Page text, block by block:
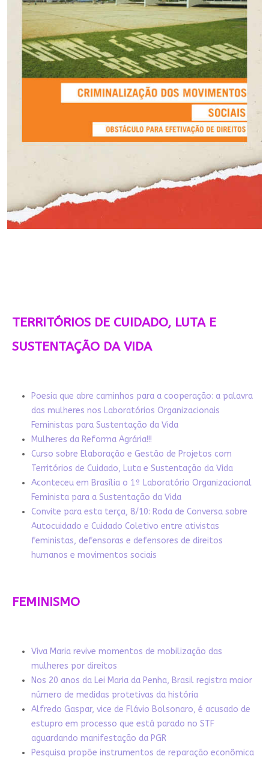
TERRITÓRIOS DE CUIDADO, LUTA E
SUSTENTAÇÃO DA VIDA
Poesia que abre caminhos para a cooperação: a palavra
das mulheres nos Laboratórios Organizacionais
Feministas para Sustentação da Vida
Mulheres da Reforma Agrária!!!
Curso sobre Elaboração e Gestão de Projetos com
Territórios de Cuidado, Luta e Sustentação da Vida
Aconteceu em Brasília o 1º Laboratório Organizacional
Feminista para a Sustentação da Vida
Convite para esta terça, 8/10: Roda de Conversa sobre
Autocuidado e Cuidado Coletivo entre ativistas
feministas, defensoras e defensores de direitos
humanos e movimentos sociais
FEMINISMO
Viva Maria revive momentos de mobilização das
mulheres por direitos
Nos 20 anos da Lei Maria da Penha, Brasil registra maior
número de medidas protetivas da história
Alfredo Gaspar, vice de Flávio Bolsonaro, é acusado de
estupro em processo que está parado no STF
aguardando manifestação da PGR
Pesquisa propõe instrumentos de reparação econômica